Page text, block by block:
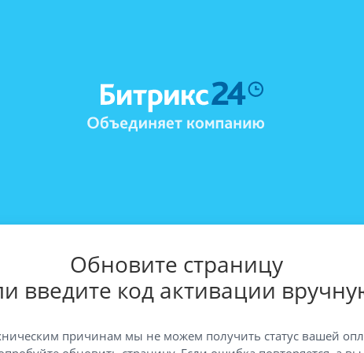
Обновите страницу
введите код активации
причинам мы не можем получить статус вашей